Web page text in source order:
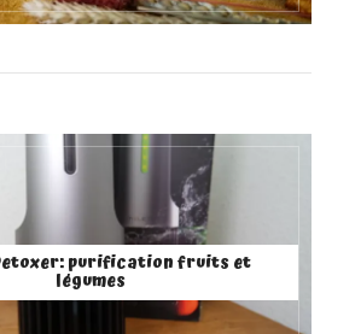
purification fruits et
légumes